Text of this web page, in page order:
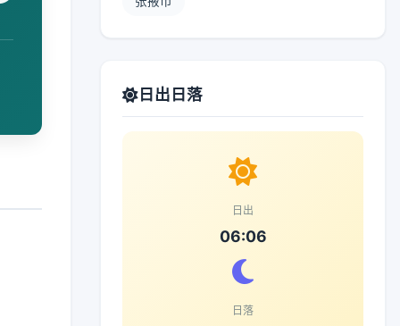
日出日落
日出
06:06
日落